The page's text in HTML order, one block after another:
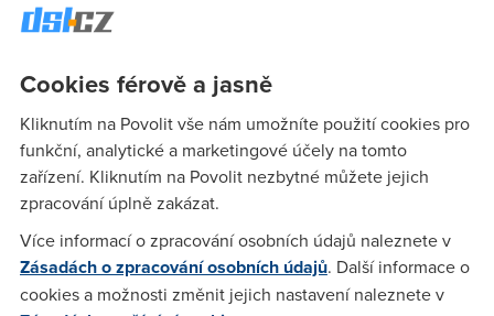
mohlo býž virem máte někdo zkušenosti a co na to? Má
Anonym(18.2.2006 19:17:37)
bych se mrnknul na viry.cz, lepčí je ale prevance, než
odstraňovat následky....
y2k(18.2.2006 19:48:49)
V případě, že nejsi připojen modemem přes rozhranní USB,
Cookies férově a jasně
Kliknutím na Povolit vše nám umožníte použití cookies pro
funkční, analytické a marketingové účely na tomto
zařízení. Kliknutím na Povolit nezbytné můžete jejich
zpracování úplně zakázat.
Více informací o zpracování osobních údajů naleznete v
Zásadách o zpracování osobních údajů. Další informace o
cookies a možnosti změnit jejich nastavení naleznete v